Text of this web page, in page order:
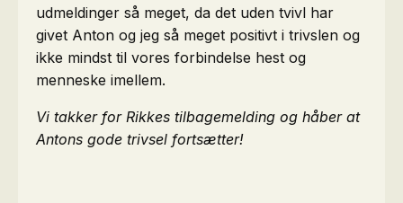
udmeldinger så meget, da det uden tvivl har
givet Anton og jeg så meget positivt i trivslen og
ikke mindst til vores forbindelse hest og
menneske imellem.
Vi takker for Rikkes tilbagemelding og håber at
Antons gode trivsel fortsætter!